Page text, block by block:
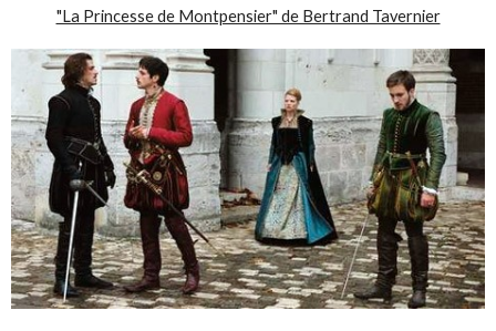
"La Princesse de Montpensier" de Bertrand Tavernier